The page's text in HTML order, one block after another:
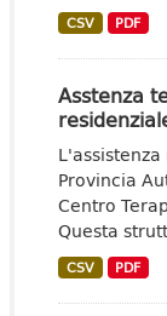
CSV PDF
Asstenza
Provincia
Centro
Questa
CSV PDF